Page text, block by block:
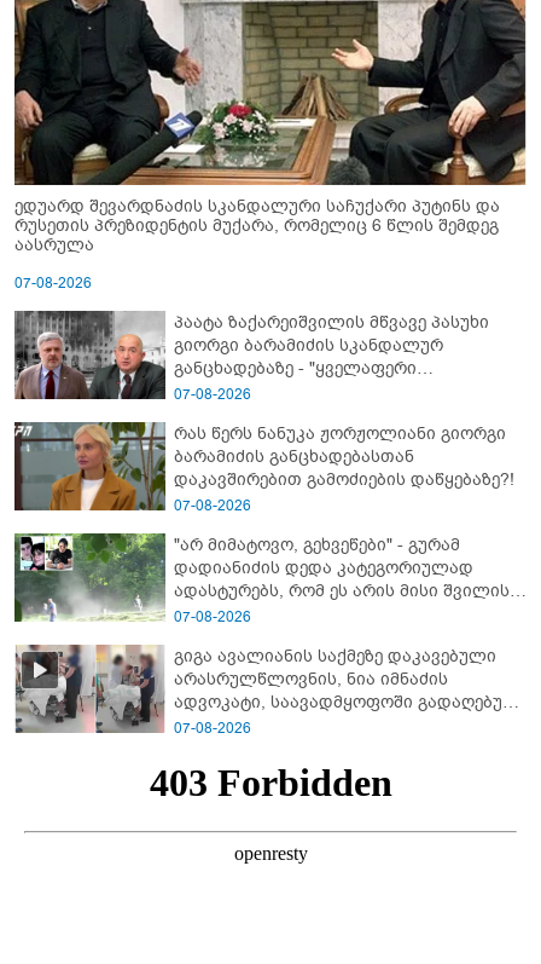
ედუარდ შევარდნაძის სკანდალური საჩუქარი პუტინს და
რუსეთის პრეზიდენტის მუქარა, რომელიც 6 წლის შემდეგ
აასრულა
07-08-2026
პაატა ზაქარეიშვილის მწვავე პასუხი
გიორგი ბარამიძის სკანდალურ
განცხადებაზე - "ყველაფერი
დეტალურად ვიცი... კამანში მოკლული
ბარამიძე კი ტყუის"
07-08-2026
რას წერს ნანუკა ჟორჟოლიანი გიორგი
ბარამიძის განცხადებასთან
დაკავშირებით გამოძიების დაწყებაზე?!
07-08-2026
"არ მიმატოვო, გეხვეწები" - გუ­რა­მ
დადიანიძის დედა კა­ტე­გო­რი­უ­ლად
ადას­ტუ­რებს, რომ ეს არის მისი შვი­ლის
ხმა
07-08-2026
გიგა ავალიანის საქმეზე დაკავებული
არასრულწლოვნის, ნია იმნაძის
ადვოკატი, საავადმყოფოში გადაღებულ
კადრებს ავრცელებს
07-08-2026